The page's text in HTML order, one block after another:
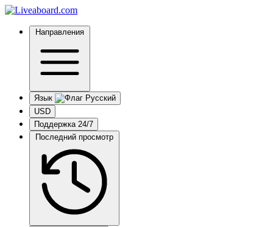
Направления
Язык
USD
Поддержка 24/7
Последний просмотр